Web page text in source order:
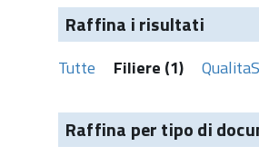
Raffina i risultati
Tutte Filiere (1)
Raffina per tipo di